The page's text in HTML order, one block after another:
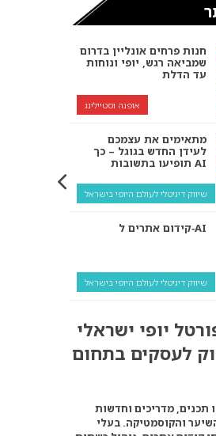
חנות פרחים אונליין בדרום
שמביאה רגש, יופי ונוחות
עד הדלת
אופנה וסטיילינג
מתאימים את עצמכם
לעידן החדש בגוגל – כך
תופיעו בתשובות AI
שיווק דיגיטלי לעולם היופי בישראל
קידום אתרים ל‑AI
שיווק דיגיטלי לעולם היופי בישראל
ולמה העסק שלך צריך
להתאים את עצמו אליהם?
קידום ל‑AI לעומת קידום
רגיל: איפה הכסף נמצא
באמת?
יופי ישראלי
לעסקים בתחום
תכנים, מדריכים וחדשות
והקוסמטיקה. בעלי